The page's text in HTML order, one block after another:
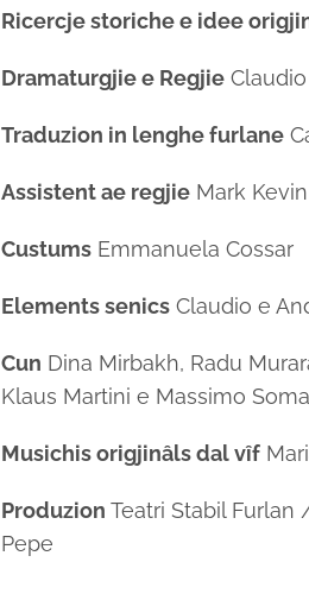
Ricercje storiche e idee
Dramaturgjie e Regjie
Traduzion in lenghe furlane
Assistent ae regjie Mark
Custums Emmanuela Cossar
Elements senics Claudio e
Cun Dina Mirbakh, Radu
Klaus Martini e Massimo
Musichis origjinâls dal vîf
Produzion Teatri Stabil Furlan
Pepe